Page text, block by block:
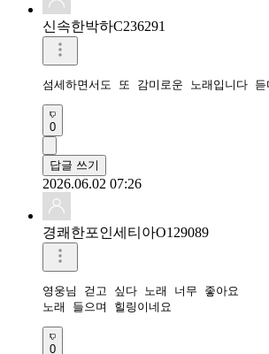
신속한박하C236291
섬세하면서도 또 감미로운 노래입니다
0
답글 쓰기
2026.06.02 07:26
경쾌한포인세티아O129089
영웅님 걷고 싶다 노래 너무 좋아요
노래 들으며 힐링이네요
0